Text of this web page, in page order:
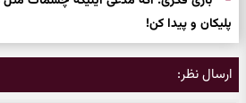
پلیکان و پیدا کن!
ارسال نظر: